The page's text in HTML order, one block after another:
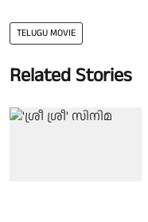
TELUGU MOVIE
Related Stories